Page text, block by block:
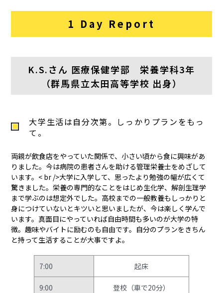
1 Day Report
K.S.さん 医療保健学部 栄養学科3年
（群馬県立太田高等学校 出身）
大学生活は自分次第。しっかりプランをもっ
て。
両親が飲食店をやっていた関係で、小さい頃から食に興味があ
りました。今は病院の患者さんを助ける管理栄養士をめざして
います。< br />大学に入学して、思ったより勉強の幅が広くて
驚きました。栄養の専門的なことをはじめ生化学、解剖生理学
まで学ぶのは想定外でした。高校までの一般教養もしっかりと
身につけていないとキツいと思いましたが、今は楽しく学んで
います。真面目にやっていれば自由時間も多いのが大学の特
徴。趣味やバイトに励むのも自由です。自分のプランをきちん
と持って生活することが大事ですよ。
7:00 起床
9:00 登校（車で20分）